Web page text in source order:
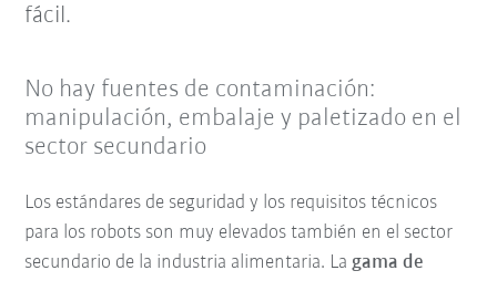
fácil.
No hay fuentes de contaminación:
manipulación, embalaje y paletizado en el
sector secundario
Los estándares de seguridad y los requisitos técnicos
para los robots son muy elevados también en el sector
secundario de la industria alimentaria. Lagama de